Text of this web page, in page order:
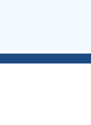
x 30 cm.